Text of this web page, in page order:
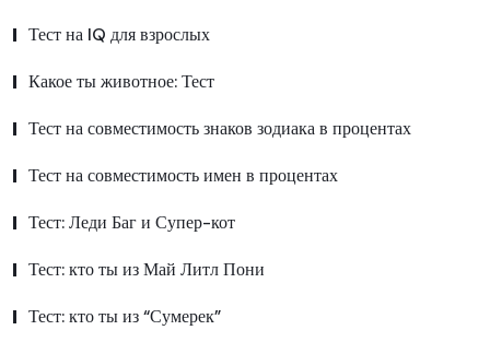
Тест на IQ для взрослых
Какое ты животное: Тест
Тест на совместимость знаков зодиака в процентах
Тест на совместимость имен в процентах
Тест: Леди Баг и Супер-кот
Тест: кто ты из Май Литл Пони
Тест: кто ты из “Сумерек”